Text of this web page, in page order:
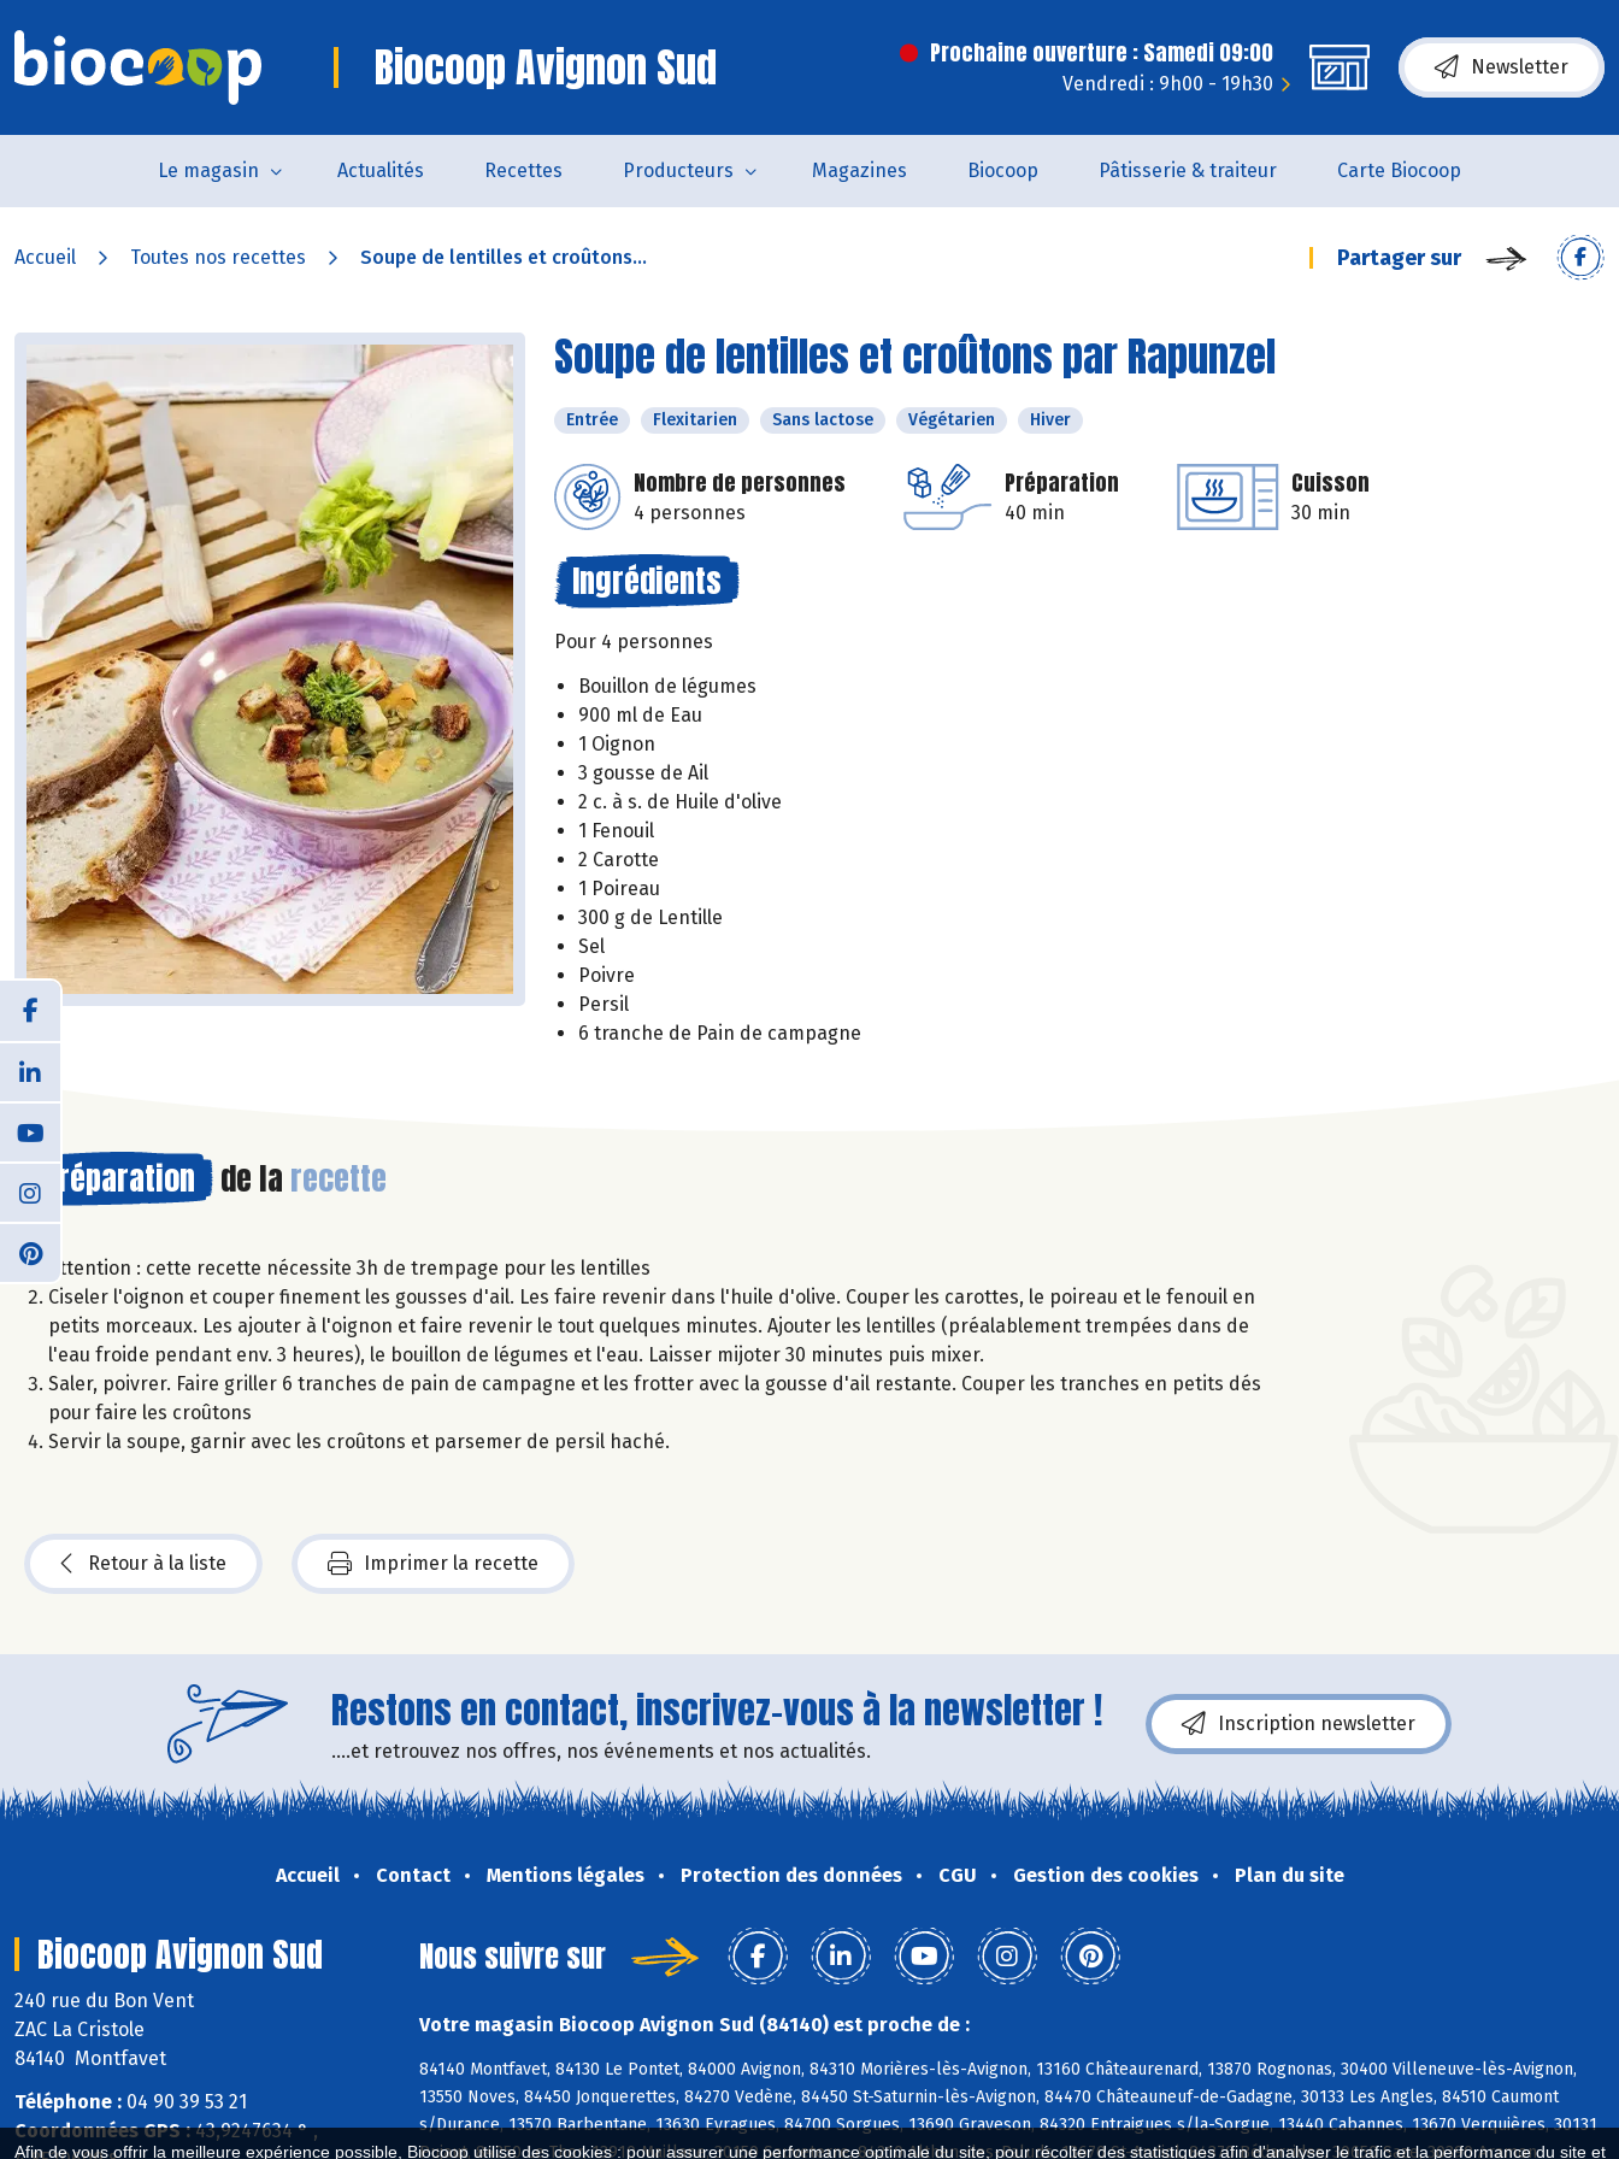
Afin de vous offrir la meilleure expérience possible, Biocoop utilise des cookies : pour assurer une performance optimale du site, pour récolter des statistiques afin d'analyser le trafic et la performance du site et
Biocoop Avignon Sud Prochaine ouverture : Samedi 09:00
Vendredi : 9h00 - 19h30
Newsletter
Le magasin Actualités Recettes Producteurs Magazines Biocoop Pâtisserie & traiteur Carte Biocoop
Accueil Toutes nos recettes Soupe de lentilles et croûtons... Partager sur
Soupe de lentilles et croûtons par Rapunzel
Entrée Flexitarien Sans lactose Végétarien Hiver
Nombre de personnes
4 personnes
Préparation
40 min
Cuisson
30 min
Ingrédients
Pour 4 personnes
Bouillon de légumes
900 ml de Eau
1 Oignon
3 gousse de Ail
2 c. à s. de Huile d'olive
1 Fenouil
2 Carotte
1 Poireau
300 g de Lentille
Sel
Poivre
Persil
6 tranche de Pain de campagne
Préparation de la recette
Attention : cette recette nécessite 3h de trempage pour les lentilles
Ciseler l'oignon et couper finement les gousses d'ail. Les faire revenir dans l'huile d'olive. Couper les carottes, le poireau et le fenouil en
petits morceaux. Les ajouter à l'oignon et faire revenir le tout quelques minutes. Ajouter les lentilles (préalablement trempées dans de
l'eau froide pendant env. 3 heures), le bouillon de légumes et l'eau. Laisser mijoter 30 minutes puis mixer.
Saler, poivrer. Faire griller 6 tranches de pain de campagne et les frotter avec la gousse d'ail restante. Couper les tranches en petits dés
pour faire les croûtons
Servir la soupe, garnir avec les croûtons et parsemer de persil haché.
Retour à la liste Imprimer la recette
Restons en contact, inscrivez-vous à la newsletter !
....et retrouvez nos offres, nos événements et nos actualités.
Inscription newsletter
Accueil Contact Mentions légales Protection des données CGU Gestion des cookies Plan du site
Biocoop Avignon Sud
240 rue du Bon Vent
ZAC La Cristole
84140 Montfavet
Téléphone : 04 90 39 53 21
Coordonnées GPS :43,9247634 ° ,
Nous suivre sur
Votre magasin Biocoop Avignon Sud (84140) est proche de :
84140 Montfavet, 84130 Le Pontet, 84000 Avignon, 84310 Morières-lès-Avignon, 13160 Châteaurenard, 13870 Rognonas, 30400 Villeneuve-lès-Avignon,
13550 Noves, 84450 Jonquerettes, 84270 Vedène, 84450 St-Saturnin-lès-Avignon, 84470 Châteauneuf-de-Gadagne, 30133 Les Angles, 84510 Caumont
s/Durance, 13570 Barbentane, 13630 Eyragues, 84700 Sorgues, 13690 Graveson, 84320 Entraigues s/la-Sorgue, 13440 Cabannes, 13670 Verquières, 30131
Pujaut, 84250 Le Thor, 13910 Maillane, 30150 Sauveterre, 84210 Althen-des-Paluds, 13670 St-Andiol, 84370 Bédarrides, 30650 Saze, 30390 Aramon